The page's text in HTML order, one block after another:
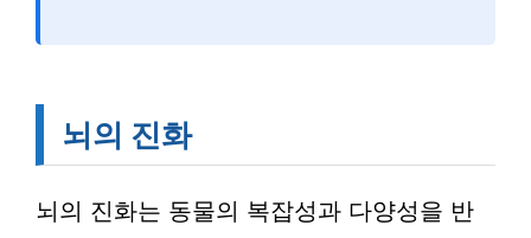
뇌의 진화
뇌의 진화는 동물의 복잡성과 다양성을 반